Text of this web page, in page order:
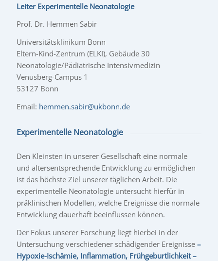
Leiter Experimentelle Neonatologie
Prof. Dr. Hemmen Sabir
Universitätsklinikum Bonn
Eltern-Kind-Zentrum (ELKI), Gebäude 30
Neonatologie/Pädiatrische Intensivmedizin
Venusberg-Campus 1
53127 Bonn
Email: hemmen.sabir@ukbonn.de
Experimentelle Neonatologie
Den Kleinsten in unserer Gesellschaft eine normale
und altersentsprechende Entwicklung zu ermöglichen
ist das höchste Ziel unserer täglichen Arbeit. Die
experimentelle Neonatologie untersucht hierfür in
präklinischen Modellen, welche Ereignisse die normale
Entwicklung dauerhaft beeinflussen können.
Der Fokus unserer Forschung liegt hierbei in der
Untersuchung verschiedener schädigender Ereignisse–
Hypoxie-Ischämie, Inflammation, Frühgeburtlichkeit –